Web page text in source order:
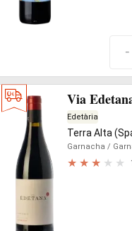
-
Via
Edetària
Terra Alta
Garnacha /